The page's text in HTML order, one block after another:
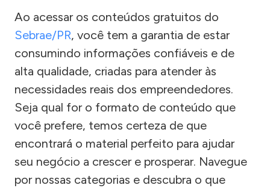
Ao acessar os conteúdos gratuitos do
Sebrae/PR, você tem a garantia de estar
consumindo informações confiáveis e de
alta qualidade, criadas para atender às
necessidades reais dos empreendedores.
Seja qual for o formato de conteúdo que
você prefere, temos certeza de que
encontrará o material perfeito para ajudar
seu negócio a crescer e prosperar. Navegue
por nossas categorias e descubra o que